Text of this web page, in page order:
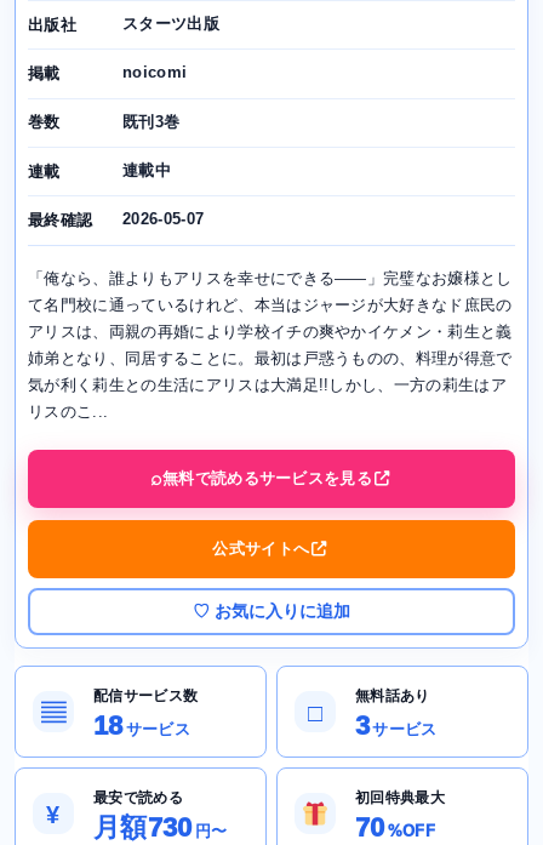
出版社 スターツ出版
掲載 noicomi
巻数 既刊3巻
連載 連載中
最終確認 2026-05-07
「俺なら、誰よりもアリスを幸せにできる――」完璧なお嬢様とし
て名門校に通っているけれど、本当はジャージが大好きなド庶民の
アリスは、両親の再婚により学校イチの爽やかイケメン・莉生と義
姉弟となり、同居することに。最初は戸惑うものの、料理が得意で
気が利く莉生との生活にアリスは大満足!!しかし、一方の莉生はア
リスのこ...
無料で読めるサービスを見る
公式サイトへ
♡ お気に入りに追加
▤
配信サービス数
18サービス
□
無料話あり
3サービス
¥
最安で読める
月額730 円〜
初回特典最大
70%OFF